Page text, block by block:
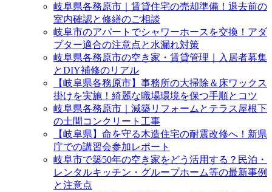
岐阜県各務原市｜賃貸住宅の売却準備！退去前の
室内確認と修繕のご相談
岐阜市のアパートでシャワーホースを交換！アダ
プター適合の注意点と水漏れ対策
岐阜県各務原市の空き家・賃貸管理｜入居者募集
とDIY補修のリアル
【岐阜県各務原市】事務所の大掃除＆床ワックス
掛けを実施！綺麗な職場環境を保つ手順とコツ
岐阜県各務原市｜減築リフォームとテラス屋根下
の土間コンクリート工事
【岐阜県】命を守る木造住宅の耐震改修へ！新県
庁での講習会参加レポート
岐阜市で築50年の空き家をどう活用する？民泊・
レンタルキッチン・グループホーム等の最新事例
と注意点